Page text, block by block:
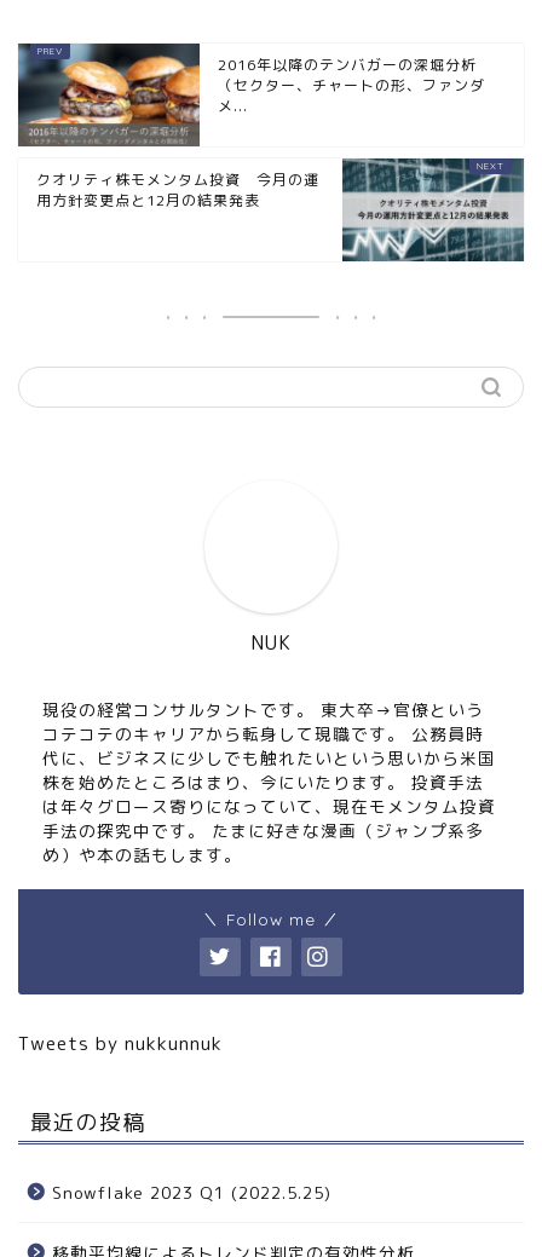
2016年以降のテンバガーの深堀分析
（セクター、チャートの形、ファンダ
メ...
クオリティ株モメンタム投資 今月の運
用方針変更点と12月の結果発表
NUK
現役の経営コンサルタントです。 東大卒→官僚という
コテコテのキャリアから転身して現職です。 公務員時
代に、ビジネスに少しでも触れたいという思いから米国
株を始めたところはまり、今にいたります。 投資手法
は年々グロース寄りになっていて、現在モメンタム投資
手法の探究中です。 たまに好きな漫画（ジャンプ系多
め）や本の話もします。
＼ Follow me ／
Tweets by nukkunnuk
最近の投稿
Snowflake 2023 Q1 (2022.5.25)
移動平均線によるトレンド判定の有効性分析